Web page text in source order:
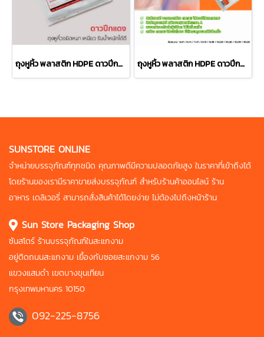
ถุงหูหิ้ว พลาสติก HDPE ดาวปีกแดง เกรด A ชนิดหนา 0.5 กก. (มีทุกขนาด) ถุงหูหิ้ว พลาสติก HDPE ดาวปีกส้ม เกรด A สินค้าขายดี 0.5 กก. (มีทุกขนาด)
SUNSTORE ONLINE
จำหน่ายบรรจุภัณฑ์ทุกชนิด คุณภาพดีมีความปลอดภัยสูง ในราคาที่เข้าถึงได้
โดยร้านของเรามีราคาขายส่งบรรจุภัณฑ์ สำหรับร้านค้าออนไลน์ ร้าน
อาหาร เดลิเวอรี่ สามารถสั่งสินค้าได้โดยง่าย ไม่ต้องไปถึงหน้าร้าน
Sun Store Packaging Shop
ซันสโตร์ ร้านบรรจุภัณฑ์ในสะแกงาม
อยู่ติดถนนสะแกงาม เยื้องกับซอยสะแกงาม 56
แขวงแสมดำ เขตบางขุนเทียน
กรุงเทพมหานคร 10150
092-225-8756